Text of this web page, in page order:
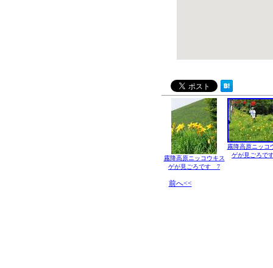
霧降高原ニッコウキス
ゲが見ごろです 7
霧降高原ニッコ
ゲが見ごろで
前へ<<